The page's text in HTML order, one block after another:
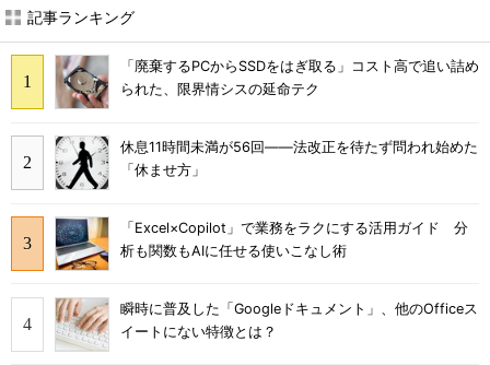
記事ランキング
「廃棄するPCからSSDをはぎ取る」コスト高で追い詰め
られた、限界情シスの延命テク
休息11時間未満が56回――法改正を待たず問われ始めた
「休ませ方」
「Excel×Copilot」で業務をラクにする活用ガイド 分
析も関数もAIに任せる使いこなし術
瞬時に普及した「Googleドキュメント」、他のOfficeス
イートにない特徴とは？